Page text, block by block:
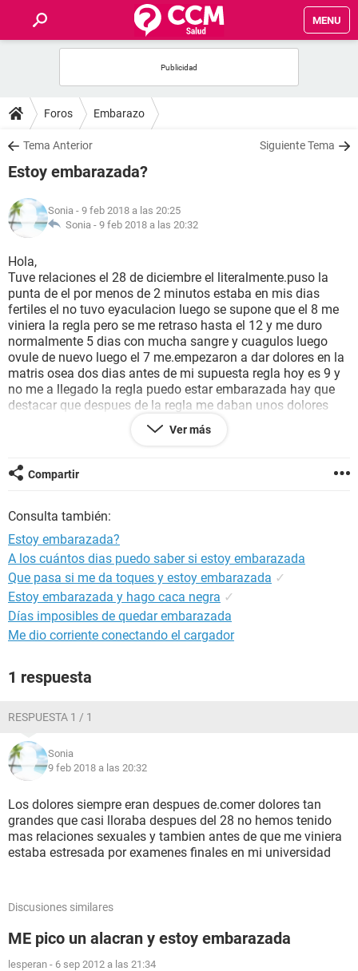
MENU
FOROS
SALUD
FAMILIA
NUTRICIÓN
BIENESTAR
SEXUALIDAD
GLOSARIO
Foros Embarazo
Tema Anterior Siguiente Tema
Estoy embarazada?
Sonia - 9 feb 2018 a las 20:25
Sonia - 9 feb 2018 a las 20:32
Hola,
Tuve relaciones el 28 de diciembre el literalmente.puso la
punta de el por menos de 2 minutos estaba en mis dias
fertiles el no tuvo eyaculacion luego se supone que el 8 me
viniera la regla pero se me retraso hasta el 12 y me duro
normalmente 5 dias con mucha sangre y cuagulos luego
ovule de nuevo luego el 7 me.empezaron a dar dolores en la
matris osea dos dias antes de mi supuesta regla hoy es 9 y
no me a llegado la regla puedo estar embarazada hay que
destacar que despues de la regla me daban unos dolores
increibles debajo de la costilla y a causa de eso me daban
nauseas y tambien me hice.el.test a los 21 dias del acto
Ver más
Compartir
Consulta también:
Estoy embarazada?
A los cuántos dias puedo saber si estoy embarazada
Que pasa si me da toques y estoy embarazada ✓
Estoy embarazada y hago caca negra ✓
Días imposibles de quedar embarazada
Me dio corriente conectando el cargador
1 respuesta
RESPUESTA 1 / 1
Sonia
9 feb 2018 a las 20:32
Los dolores siempre eran despues de.comer dolores tan
grandes que casi lloraba despues del 28 no hemos tenido
mas relaciones sexuales y tambien antes de que me viniera
estaba estresada por examenes finales en mi universidad
Discusiones similares
ME pico un alacran y estoy embarazada
lesperan - 6 sep 2012 a las 21:34